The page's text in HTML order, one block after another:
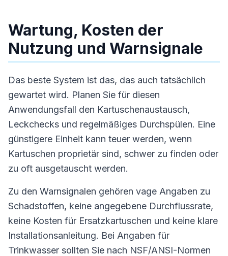
Wartung, Kosten der
Nutzung und Warnsignale
Das beste System ist das, das auch tatsächlich
gewartet wird. Planen Sie für diesen
Anwendungsfall den Kartuschenaustausch,
Leckchecks und regelmäßiges Durchspülen. Eine
günstigere Einheit kann teuer werden, wenn
Kartuschen proprietär sind, schwer zu finden oder
zu oft ausgetauscht werden.
Zu den Warnsignalen gehören vage Angaben zu
Schadstoffen, keine angegebene Durchflussrate,
keine Kosten für Ersatzkartuschen und keine klare
Installationsanleitung. Bei Angaben für
Trinkwasser sollten Sie nach NSF/ANSI-Normen